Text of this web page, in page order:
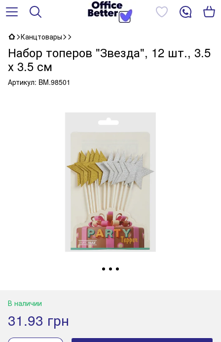
Канцтовары
Набор топеров "Звезда", 12 шт., 3.5
х 3.5 см
Артикул: BM.98501
В наличии
31.93 грн